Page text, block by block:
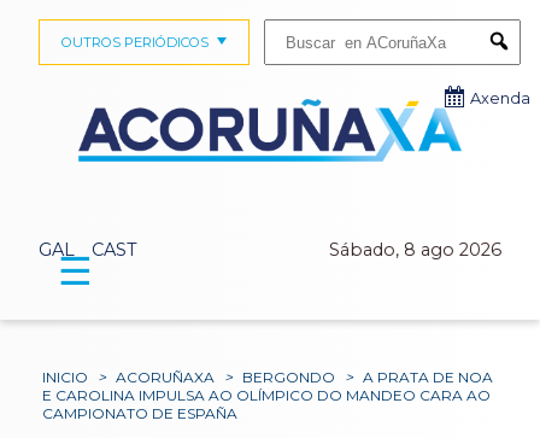
GAL CAST Sábado, 8 ago 2026
OUTROS PERIÓDICOS
Axenda
☰
INICIO > ACORUÑAXA > BERGONDO > A PRATA DE NOA
E CAROLINA IMPULSA AO OLÍMPICO DO MANDEO CARA AO
CAMPIONATO DE ESPAÑA